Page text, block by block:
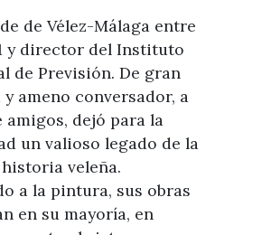
Artesanía
Empresas de subtropicales
de Vélez-Málaga entre
y director del Instituto
de Previsión. De gran
ameno conversador, a
amigos, dejó para la
un valioso legado de la
veleña.
a la pintura, sus obras
en su mayoría, en